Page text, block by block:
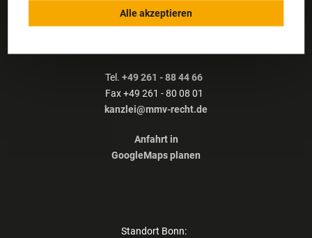
Standort Koblenz:
Tel. +49 261 - 88 44 66
Fax +49 261 - 80 08 01
kanzlei@mmv-recht.de
Anfahrt in
GoogleMaps planen
Standort Bonn:
Alle akzeptieren